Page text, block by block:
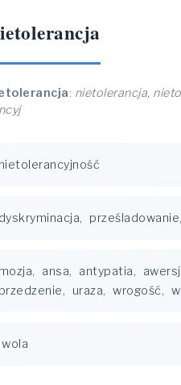
: nietolerancja,
nietolerancyjność
dyskryminacja, prześladowanie,
, ansa, antypatia,
, uraza, wrogość,
wola